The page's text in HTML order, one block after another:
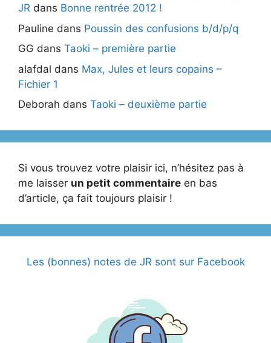
JR dans Bonne rentrée 2012 !
Pauline dans Poussin des confusions b/d/p/q
GG dans Taoki – première partie
alafdal dans Max, Jules et leurs copains –
Fichier 1
Deborah dans Taoki – deuxième partie
Si vous trouvez votre plaisir ici, n’hésitez pas à
me laisser un petit commentaire en bas
d’article, ça fait toujours plaisir !
Les (bonnes) notes de JR sont sur Facebook